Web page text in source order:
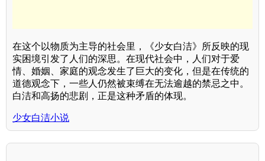
在这个以物质为主导的社会里，《少女白洁》所反映的现
实困境引发了人们的深思。在现代社会中，人们对于爱
情、婚姻、家庭的观念发生了巨大的变化，但是在传统的
道德观念下，一些人仍然被束缚在无法逾越的禁忌之中。
白洁和高扬的悲剧，正是这种矛盾的体现。
少女白洁小说